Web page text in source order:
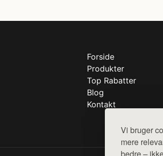
Vi bruger
mere
Forside
Produkter
Top Rabatter
Blog
Kontakt